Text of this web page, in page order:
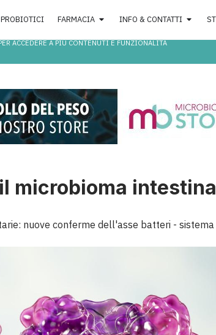
PROBIOTICI FARMACIA INFO & CONTATTI
ACCEDERE A PIÙ CONTENUTI E FUNZIONALITÀ
microbioma
nuove conferme dell'asse batteri - sistema